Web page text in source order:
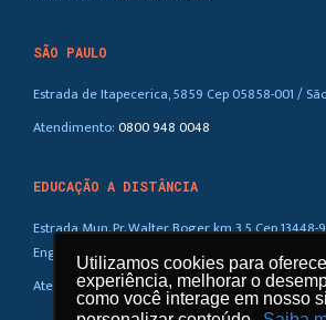
Utilizamos cookies para
experiência, melhorar o
como você interage em nosso
Utilizamos cookies para
experiência, melhorar o
como você interage em nosso
SÃO PAULO
Estrada de Itapecerica, 5859 Cep 05858-001 /
Atendimento:0800 948 0048
EDUCAÇÃO A DISTÂNCIA
Estrada Mun. Pr. Walter Boger, km 3,5 Cep
Eng. Coelho – SP
Atendimento:0800 948 0048